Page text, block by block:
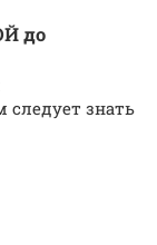
до
следует знать